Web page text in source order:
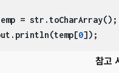
=
0
참고